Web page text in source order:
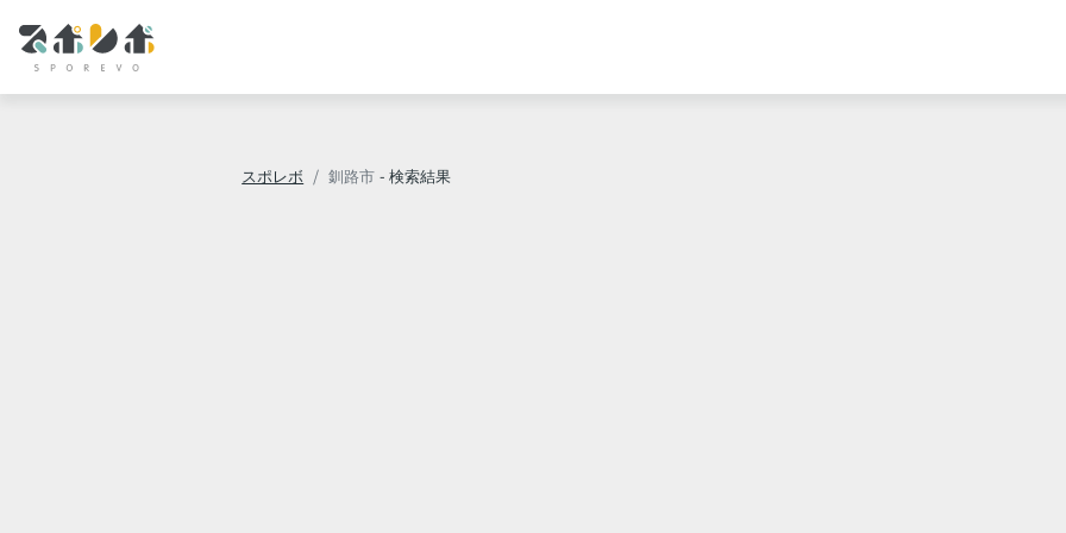
スポレボ 釧路市 - 検索結果